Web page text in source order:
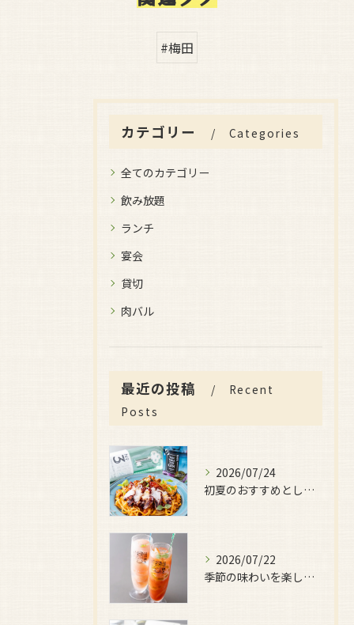
#梅田
カテゴリー Categories
全てのカテゴリー
飲み放題
ランチ
宴会
貸切
肉バル
最近の投稿
Recent
Posts
2026/07/24
初夏のおすすめとしてご用意しているのが、
2026/07/22
季節の味わいを楽しみたい日におすすめなのが、